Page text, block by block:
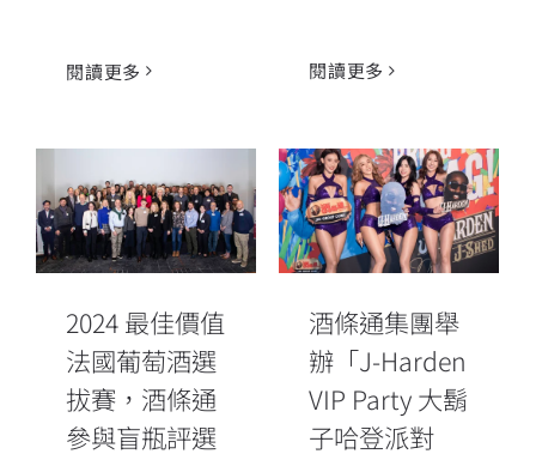
閱讀更多 閱讀更多
2024 最佳價值
法國葡萄酒選
拔賽，酒條通
2024 最佳價值
法國葡萄酒選
拔賽，酒條通
參與盲瓶評選
酒條通集團舉
辦「J-Harden
VIP Party 大鬍
子哈登派對
夜」
酒條通集團舉
辦「J-Harden
VIP Party 大鬍
子哈登派對